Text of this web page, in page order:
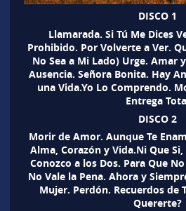
DISCO 1
Llamarada. Si Tú Me Dices
Prohibido. Por Volverte a Ver.
No Sea a Mi Lado) Urge. Amar
Ausencia. Señora Bonita. Hay
una Vida.Yo Lo Comprendo.
Entrega
DISCO 2
Morir de Amor. Aunque Te
Alma, Corazón y Vida.Ni Que
Conozco a los Dos. Para Que
No Vale la Pena. Ahora y
Mujer. Perdón. Recuerdos de
Quererte?